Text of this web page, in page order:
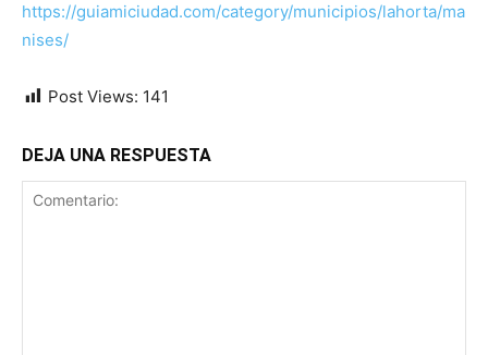
https://guiamiciudad.com/category/municipios/lahorta/ma
nises/
Post Views: 141
DEJA UNA RESPUESTA